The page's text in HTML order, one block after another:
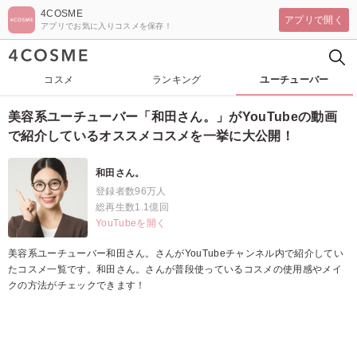
4COSME
アプリでお気に入りコスメを保存！
アプリで開く
コスメ ランキング ユーチューバー
美容系ユーチューバー「和田さん。」がYouTubeの動画
で紹介しているオススメコスメを一挙に大公開！
和田さん。
登録者数96万人
総再生数1.1億回
YouTubeを開く
美容系ユーチューバー和田さん。さんがYouTubeチャンネル内で紹介してい
たコスメ一覧です。和田さん。さんが普段使っているコスメの使用感やメイ
クの方法がチェックできます！